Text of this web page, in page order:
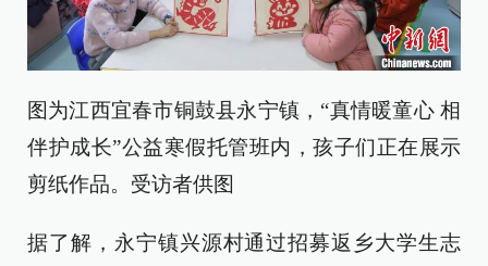
图为江西宜春市铜鼓县永宁镇，“真情暖童心 相
伴护成长”公益寒假托管班内，孩子们正在展示
剪纸作品。受访者供图
据了解，永宁镇兴源村通过招募返乡大学生志